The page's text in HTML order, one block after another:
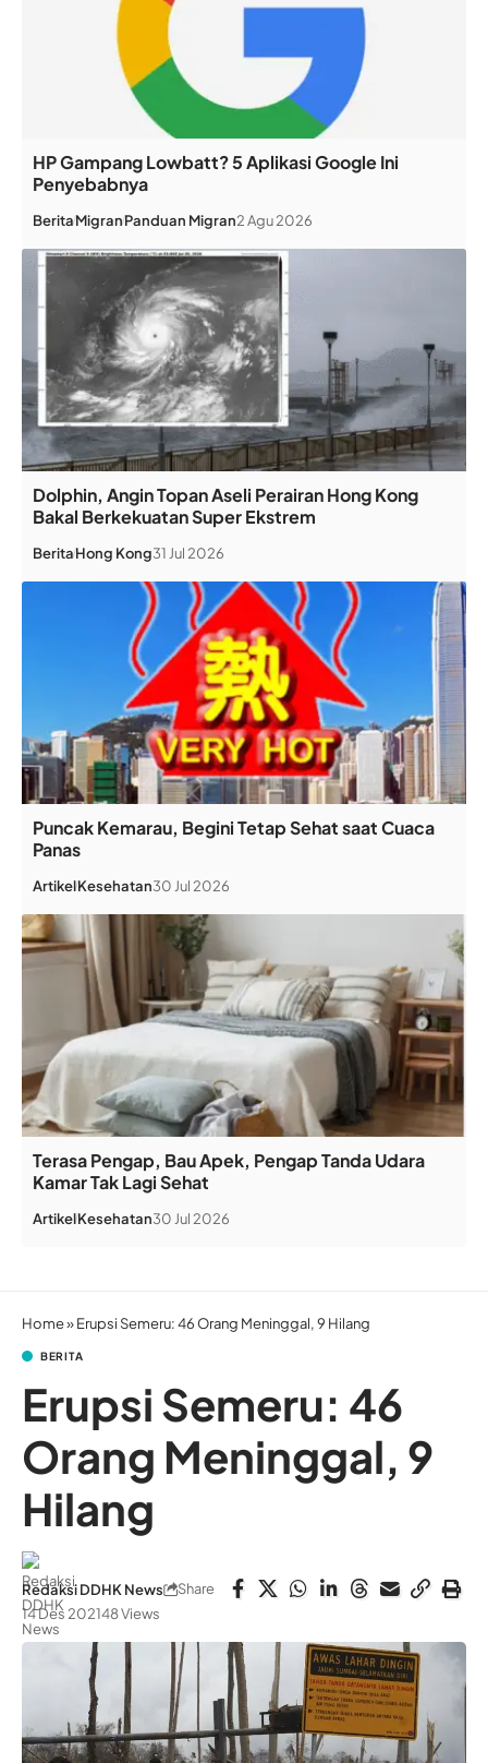
HP Gampang Lowbatt? 5 Aplikasi Google Ini
Penyebabnya
BeritaMigranPanduan Migran2 Agu 2026
Dolphin, Angin Topan Aseli Perairan Hong Kong
Bakal Berkekuatan Super Ekstrem
BeritaHong Kong31 Jul 2026
Puncak Kemarau, Begini Tetap Sehat saat Cuaca
Panas
ArtikelKesehatan30 Jul 2026
Terasa Pengap, Bau Apek, Pengap Tanda Udara
Kamar Tak Lagi Sehat
ArtikelKesehatan30 Jul 2026
Home»Erupsi Semeru: 46 Orang Meninggal, 9 Hilang
BERITA
Erupsi Semeru: 46
Orang Meninggal, 9
Hilang
Redaksi DDHK News
14 Des 202148 Views
Share